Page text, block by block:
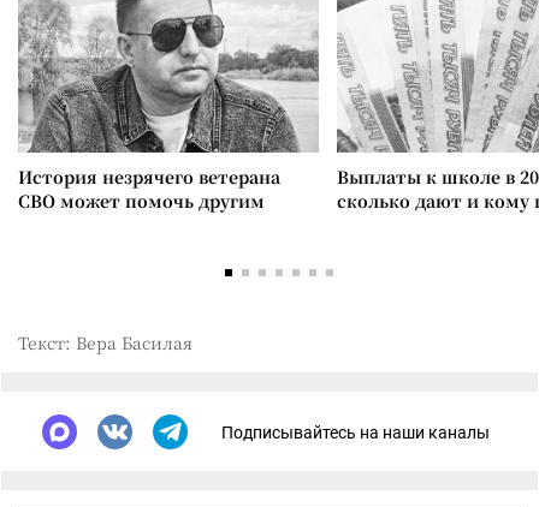
История незрячего ветерана
СВО может помочь другим
Выплаты к школе в
сколько дают и
Текст: Вера Басилая
Подписывайтесь на наши каналы